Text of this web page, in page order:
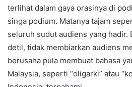
terlihat dalam gaya orasinya di
singa podium. Matanya tajam
seluruh sudut audiens yang hadir.
detil, tidak membiarkan audiens
berusaha pula membuat bahasa
Malaysia, seperti “oligarki” atau